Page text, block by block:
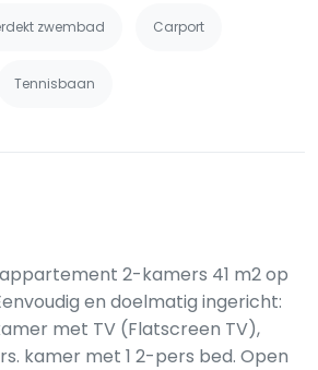
zwembad Carport
Tennisbaan
appartement 2-kamers 41 m2 op
en doelmatig ingericht:
met TV (Flatscreen TV),
kamer met 1 2-pers bed. Open